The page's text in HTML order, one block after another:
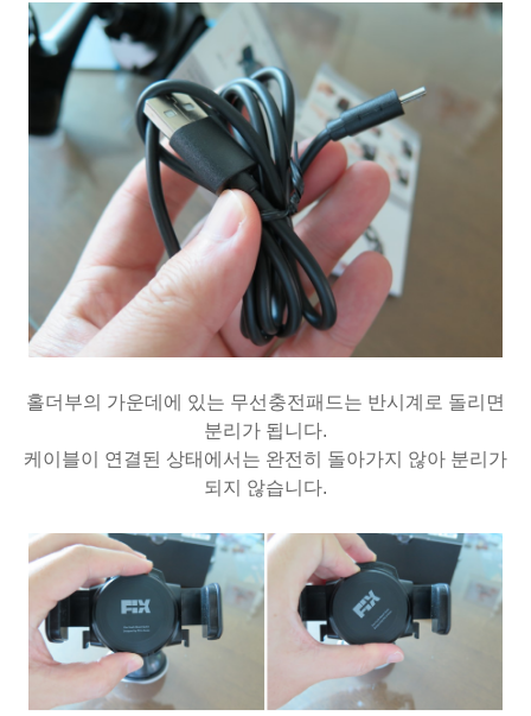
홀더부의 가운데에 있는 무선충전패드는 반시계로 돌리면
분리가 됩니다.
케이블이 연결된 상태에서는 완전히 돌아가지 않아 분리가
되지 않습니다.